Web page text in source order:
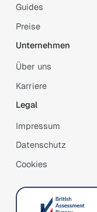
Guides
Preise
Unternehmen
Über uns
Karriere
Legal
Impressum
Datenschutz
Cookies